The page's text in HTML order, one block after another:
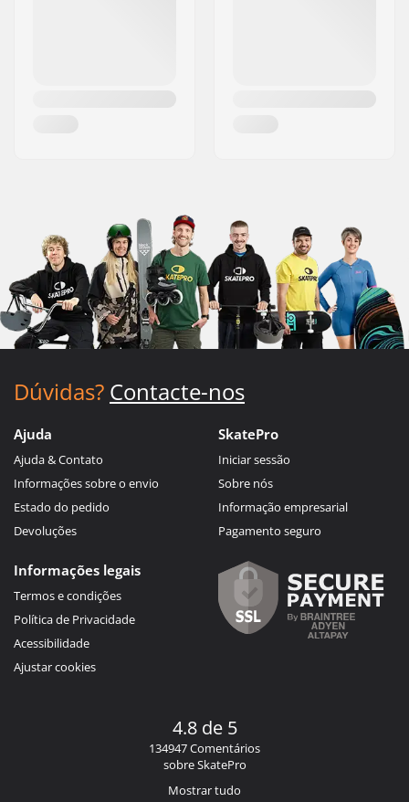
Dúvidas? Contacte-nos
Ajuda
Ajuda & Contato
Informações sobre o envio
Estado do pedido
Devoluções
SkatePro
Iniciar sessão
Sobre nós
Informação empresarial
Pagamento seguro
Informações legais
Termos e condições
Política de Privacidade
Acessibilidade
Ajustar cookies
4.8 de 5
134947 Comentários
sobre SkatePro
Mostrar tudo